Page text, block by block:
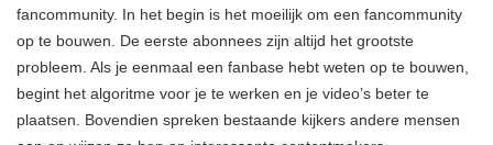
fancommunity. In het begin is het moeilijk om een fancommunity
op te bouwen. De eerste abonnees zijn altijd het grootste
probleem. Als je eenmaal een fanbase hebt weten op te bouwen,
begint het algoritme voor je te werken en je video’s beter te
plaatsen. Bovendien spreken bestaande kijkers andere mensen